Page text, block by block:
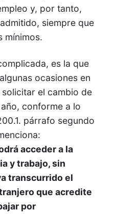
y, por tanto,
siempre que
mínimos.
es la que
ocasiones en
el cambio de
conforme a lo
párrafo segundo
acceder a la
y trabajo, sin
transcurrido el
que acredite
por